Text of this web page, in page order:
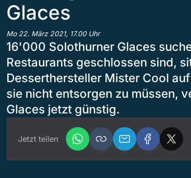
Glaces
Mo 22. März 2021, 17.00 Uhr
16'000 Solothurner Glaces
Restaurants geschlossen sind,
Desserthersteller Mister Cool
sie nicht entsorgen zu müssen,
Glaces jetzt günstig.
Jetzt teilen